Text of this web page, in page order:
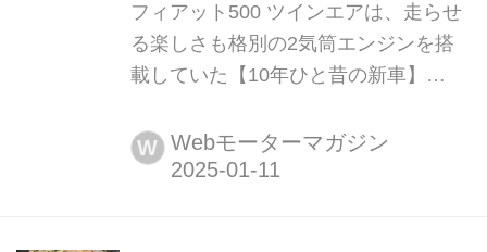
フィアット500 ツインエアは、走らせ
る楽しさも格別の2気筒エンジンを搭
載していた【10年ひと昔の新車】
ア」を搭載したフィアット500/500Cが
日本市場に導入されめた。油圧式の吸
W Webモーターマガジン